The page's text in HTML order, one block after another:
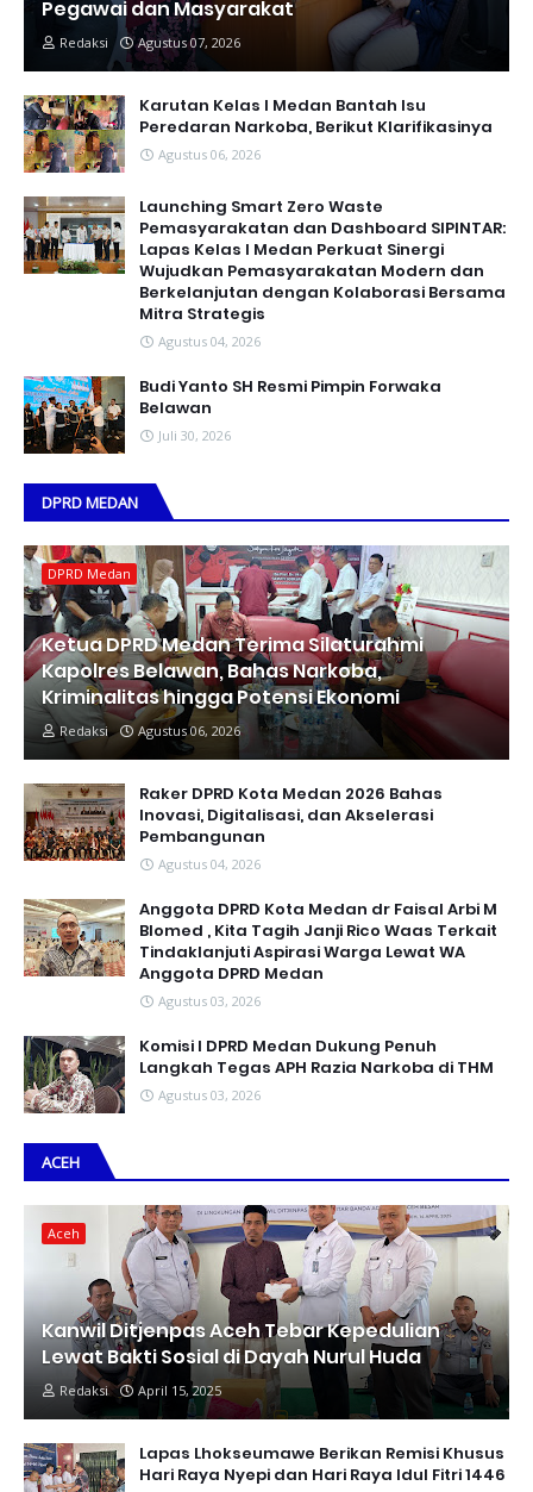
Pegawai dan Masyarakat
Redaksi Agustus 07, 2026
Karutan Kelas I Medan Bantah Isu
Peredaran Narkoba, Berikut Klarifikasinya
Agustus 06, 2026
Launching Smart Zero Waste
Pemasyarakatan dan Dashboard SIPINTAR:
Lapas Kelas I Medan Perkuat Sinergi
Wujudkan Pemasyarakatan Modern dan
Berkelanjutan dengan Kolaborasi Bersama
Mitra Strategis
Agustus 04, 2026
Budi Yanto SH Resmi Pimpin Forwaka
Belawan
Juli 30, 2026
DPRD MEDAN
DPRD Medan
Ketua DPRD Medan Terima Silaturahmi
Kapolres Belawan, Bahas Narkoba,
Kriminalitas hingga Potensi Ekonomi
Redaksi Agustus 06, 2026
Raker DPRD Kota Medan 2026 Bahas
Inovasi, Digitalisasi, dan Akselerasi
Pembangunan
Agustus 04, 2026
Anggota DPRD Kota Medan dr Faisal Arbi M
Blomed , Kita Tagih Janji Rico Waas Terkait
Tindaklanjuti Aspirasi Warga Lewat WA
Anggota DPRD Medan
Agustus 03, 2026
Komisi I DPRD Medan Dukung Penuh
Langkah Tegas APH Razia Narkoba di THM
Agustus 03, 2026
ACEH
Aceh
Kanwil Ditjenpas Aceh Tebar Kepedulian
Lewat Bakti Sosial di Dayah Nurul Huda
Redaksi April 15, 2025
Lapas Lhokseumawe Berikan Remisi Khusus
Hari Raya Nyepi dan Hari Raya Idul Fitri 1446